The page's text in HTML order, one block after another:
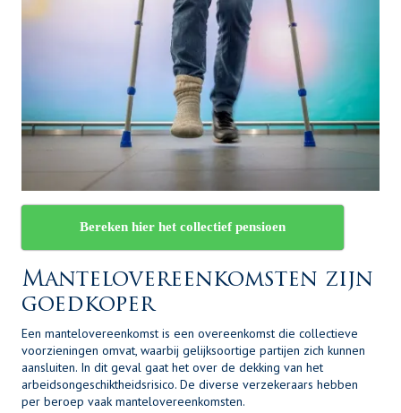
Bereken hier het collectief pensioen
Mantelovereenkomsten zijn
goedkoper
Een mantelovereenkomst is een overeenkomst die collectieve
voorzieningen omvat, waarbij gelijksoortige partijen zich kunnen
aansluiten. In dit geval gaat het over de dekking van het
arbeidsongeschiktheidsrisico. De diverse verzekeraars hebben
per beroep vaak mantelovereenkomsten.